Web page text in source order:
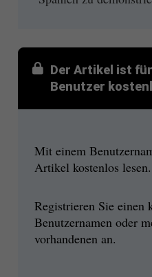
Der Artikel ist
Benutzer
Mit einem
Artikel kostenlos lesen.
Registrieren Sie einen
Benutzernamen oder
vorhandenen an.